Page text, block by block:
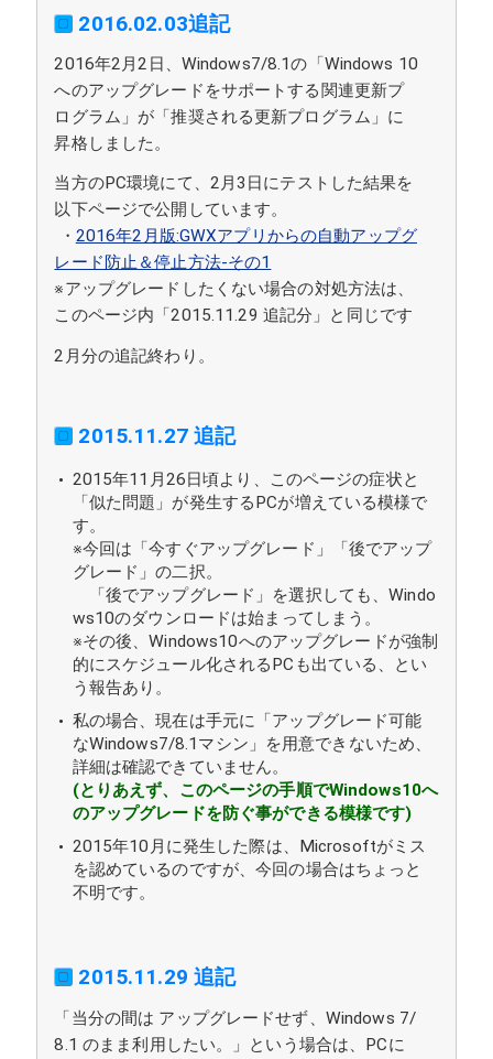
2016.02.03追記
2016年2月2日、Windows7/8.1の「Windows 10
へのアップグレードをサポートする関連更新プ
ログラム」が「推奨される更新プログラム」に
昇格しました。
当方のPC環境にて、2月3日にテストした結果を
以下ページで公開しています。
・ 2016年2月版:GWXアプリからの自動アップグ
レード防止＆停止方法-その1
※アップグレードしたくない場合の対処方法は、
このページ内「2015.11.29 追記分」と同じです
2月分の追記終わり。
2015.11.27 追記
2015年11月26日頃より、このページの症状と
「似た問題」が発生するPCが増えている模様で
す。
※今回は「今すぐアップグレード」「後でアップ
グレード」の二択。
「後でアップグレード」を選択しても、Windo
ws10のダウンロードは始まってしまう。
※その後、Windows10へのアップグレードが強制
的にスケジュール化されるPCも出ている、とい
う報告あり。
私の場合、現在は手元に「アップグレード可能
なWindows7/8.1マシン」を用意できないため、
詳細は確認できていません。
(とりあえず、このページの手順でWindows10へ
のアップグレードを防ぐ事ができる模様です)
2015年10月に発生した際は、Microsoftがミス
を認めているのですが、今回の場合はちょっと
不明です。
2015.11.29 追記
「当分の間は アップグレードせず、Windows 7/
8.1 のまま利用したい。」という場合は、PCに